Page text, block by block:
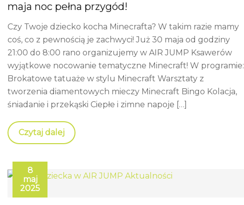
maja noc pełna przygód!
Czy Twoje dziecko kocha Minecrafta? W takim razie mamy
coś, co z pewnością je zachwyci! Już 30 maja od godziny
21:00 do 8:00 rano organizujemy w AIR JUMP Ksawerów
wyjątkowe nocowanie tematyczne Minecraft! W programie:
Brokatowe tatuaże w stylu Minecraft Warsztaty z
tworzenia diamentowych mieczy Minecraft Bingo Kolacja,
śniadanie i przekąski Ciepłe i zimne napoje […]
Czytaj dalej
8
maj
2025